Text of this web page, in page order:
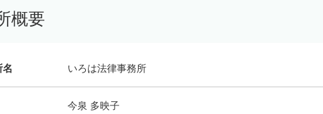
概要
名 いろは法律事務所
今泉 多映子